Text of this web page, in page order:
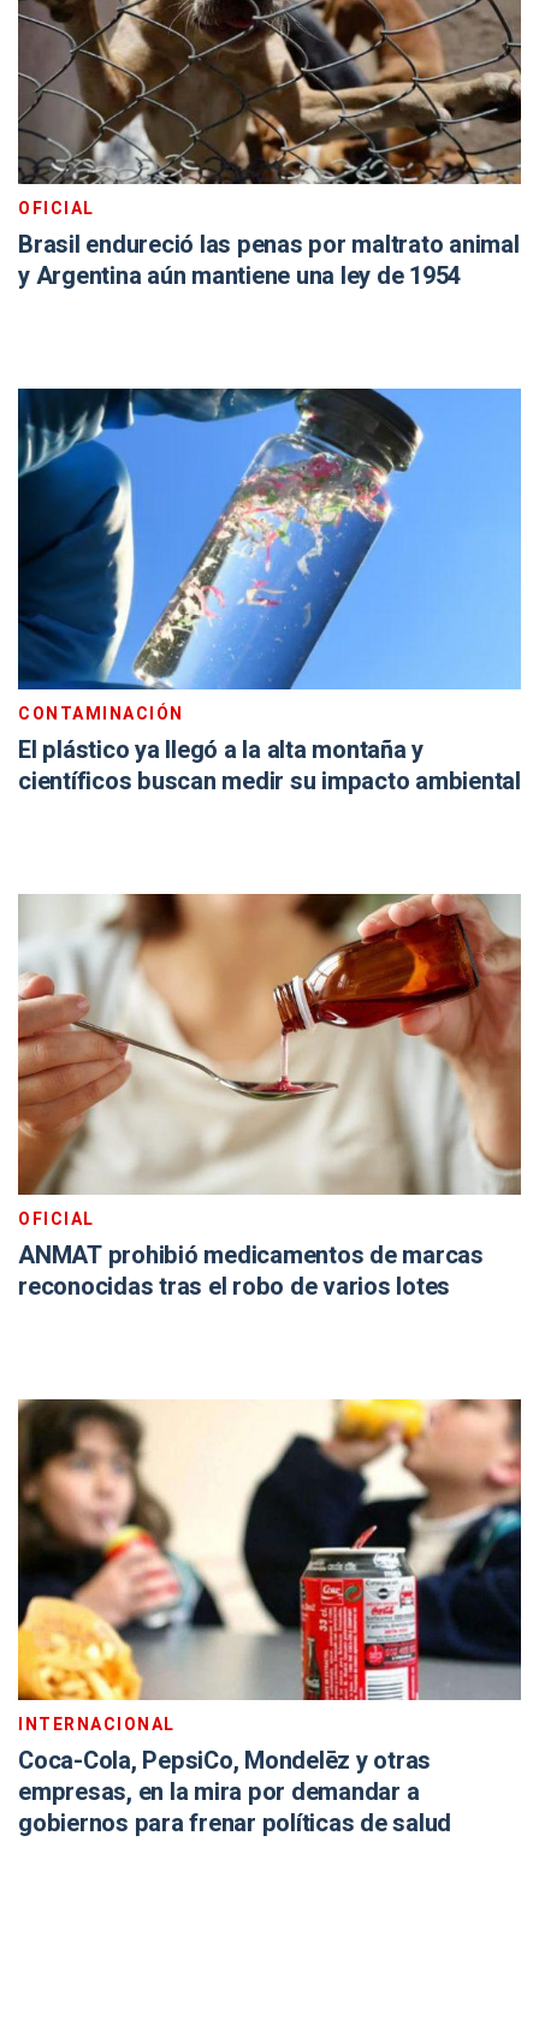
OFICIAL
Brasil endureció las penas por maltrato animal
y Argentina aún mantiene una ley de 1954
CONTAMINACIÓN
El plástico ya llegó a la alta montaña y
científicos buscan medir su impacto ambiental
OFICIAL
ANMAT prohibió medicamentos de marcas
reconocidas tras el robo de varios lotes
INTERNACIONAL
Coca-Cola, PepsiCo, Mondelēz y otras
empresas, en la mira por demandar a
gobiernos para frenar políticas de salud